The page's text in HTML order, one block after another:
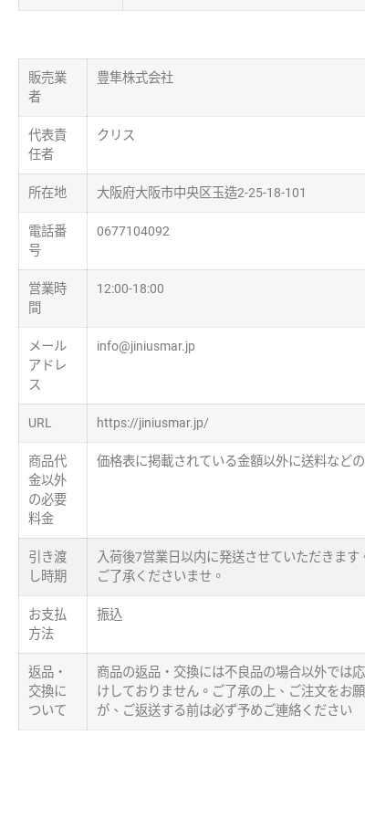
販売業
者
豊隼株式会社
代表責
任者
クリス
所在地 大阪府大阪市中央区玉造2-25-18-101
電話番
号
0677104092
営業時
間
12:00-18:00
メール
アドレ
ス
info@jiniusmar.jp
URL https://jiniusmar.jp/
商品代
金以外
の必要
料金
価格表に掲載されている金額以外に送料など
引き渡
し時期
入荷後7営業日以内に発送させていただきま
ご了承くださいませ。
お支払
方法
振込
返品・
交換に
ついて
商品の返品‧交換には不良品の場合以外では
けしておりません。ご了承の上、ご注文をお
が、ご返送する前は必ず予めご連絡ください